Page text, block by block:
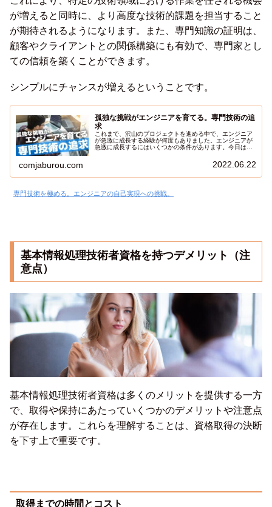
が増えると同時に、より高度な技術的課題を担当すること
が期待されるようになります。また、専門知識の証明は、
顧客やクライアントとの関係構築にも有効で、専門家とし
ての信頼を築くことができます。
シンプルにチャンスが増えるということです。
孤独な挑戦がエンジニアを育てる。専門技術の追
求
これまで、沢山のプロジェクトを進める中で、エンジニア
が急激に成長する経験が何度もありました。エンジニアが
急激に成長するにはいくつかの条件があります。今日は、
comjaburou.com 2022.06.22
専門技術を極める。エンジニアの自己実現への挑戦。
基本情報処理技術者資格を持つデメリット（注
意点）
基本情報処理技術者資格は多くのメリットを提供する一方
で、取得や保持にあたっていくつかのデメリットや注意点
が存在します。これらを理解することは、資格取得の決断
を下す上で重要です。
取得までの時間とコスト